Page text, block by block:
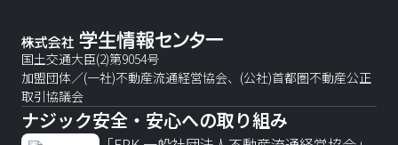
国土交通大臣(2)第9054号
加盟団体／(一社)不動産流通経営協会、(公社)首都圏不動産公正
取引協議会
ナジック安全・安心への取り組み